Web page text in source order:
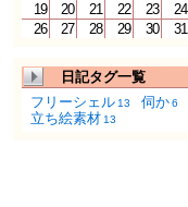
19
20 21 22 23 24
26
27 28 29 30 31
日記タグ一覧
フリーシェル 13 伺か6
立ち絵素材 13